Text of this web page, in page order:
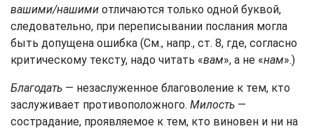
вашими/нашими отличаются только одной буквой,
следовательно, при переписывании послания могла
быть допущена ошибка (См., напр., ст. 8, где, согласно
критическому тексту, надо читать «вам», а не «нам».)
Благодать — незаслуженное благоволение к тем, кто
заслуживает противоположного. Милость —
сострадание, проявляемое к тем, кто виновен и ни на